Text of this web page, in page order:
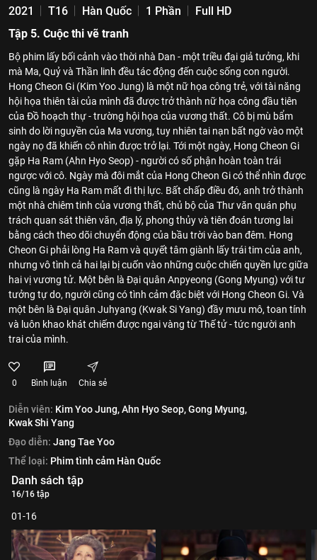
2021 T16 Hàn Quốc 1 Phần
Full HD
Tập 5. Cuộc thi vẽ tranh
Bộ phim lấy bối cảnh vào thời nhà Dan - một triều đại giả tưởng, khi
mà Ma, Quỷ và Thần linh đều tác động đến cuộc sống con người.
Hong Cheon Gi (Kim Yoo Jung) là một nữ họa công trẻ, với tài năng
hội họa thiên tài của mình đã được trở thành nữ họa công đầu tiên
của Đồ hoạch thự - trường hội họa của vương thất. Cô bị mù bẩm
sinh do lời nguyền của Ma vương, tuy nhiên tai nạn bất ngờ vào một
ngày nọ đã khiến cô nhìn được trở lại. Tới một ngày, Hong Cheon Gi
gặp Ha Ram (Ahn Hyo Seop) - người có số phận hoàn toàn trái
ngược với cô. Ngày mà đôi mắt của Hong Cheon Gi có thể nhìn được
cũng là ngày Ha Ram mất đi thị lực. Bất chấp điều đó, anh trở thành
một nhà chiêm tinh của vương thất, chủ bộ của Thư văn quán phụ
trách quan sát thiên văn, địa lý, phong thủy và tiên đoán tương lai
bằng cách theo dõi chuyển động của bầu trời vào ban đêm. Hong
Cheon Gi phải lòng Ha Ram và quyết tâm giành lấy trái tim của anh,
nhưng vô tình cả hai lại bị cuốn vào những cuộc chiến quyền lực giữa
hai vị vương tử. Một bên là Đại quân Anpyeong (Gong Myung) với tư
tưởng tự do, người cũng có tình cảm đặc biệt với Hong Cheon Gi. Và
một bên là Đại quân Juhyang (Kwak Si Yang) đầy mưu mô, toan tính
và luôn khao khát chiếm được ngai vàng từ Thế tử - tức người anh
trai của mình.
0 Bình luận Chia sẻ
Diễn viên: Kim Yoo Jung,Ahn Hyo Seop,Gong Myung,
Kwak Shi Yang
Đạo diễn: Jang Tae Yoo
Thể loại: Phim tình cảm Hàn Quốc
Danh sách tập
16/16 tập
01-16